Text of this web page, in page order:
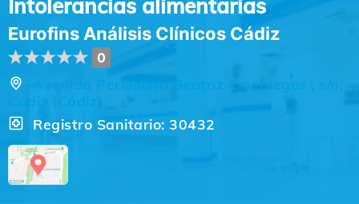
Intolerancias alimentarias
Eurofins Análisis Clínicos Cádiz
0
Avenida Periodista Beatriz Cinefuegos , s/n,
Cádiz (Cádiz)
Registro Sanitario: 30432